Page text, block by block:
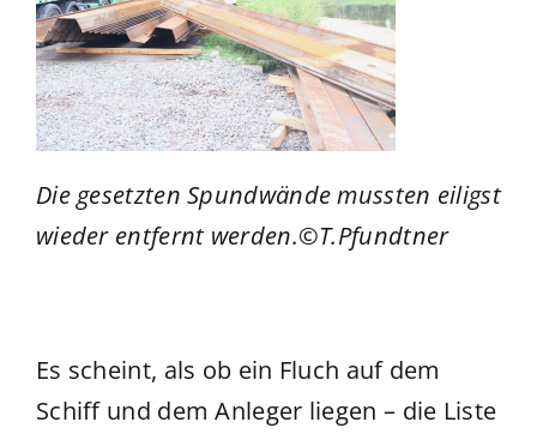
Die gesetzten Spundwände mussten eiligst
wieder entfernt werden.©T.Pfundtner
Es scheint, als ob ein Fluch auf dem
Schiff und dem Anleger liegen – die Liste